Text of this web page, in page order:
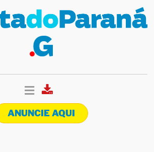
ANUNCIE AQUI